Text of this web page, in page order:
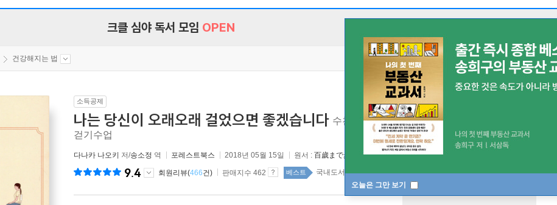
독서유형검사
오늘은 그만 보기
크클 심야 독서 모임 OPEN
건강해지는 법
소득공제
나는 당신이 오래오래 걸었으면 좋겠습니다 수천 명의 환자를 일으킨 재활치료사의 기적의
걷기수업
다나카 나오키 저/송소정 역 포레스트북스 2018년 05월 15일 원서 : 百歲まで步く
9.4 회원리뷰(466건) 판매지수 462 베스트 국내도서 top20 2주